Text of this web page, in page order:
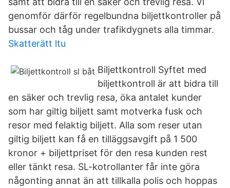
genomför därför regelbundna biljettkontroller på
bussar och tåg under trafikdygnets alla timmar.
Skatterätt ltu
Biljettkontroll Syftet med
biljettkontroll är att bidra till
en säker och trevlig resa, öka antalet kunder
som har giltig biljett samt motverka fusk och
resor med felaktig biljett. Alla som reser utan
giltig biljett kan få en tilläggsavgift på 1 500
kronor + biljettpriset för den resa kunden rest
eller tänkt resa. SL-kotrollanter får inte göra
någonting annat än att tillkalla polis och hoppas